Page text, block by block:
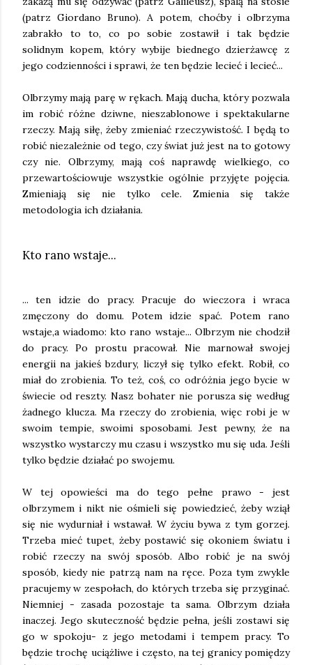
(patrz Giordano Bruno). A potem, choćby i olbrzyma
zabrakło to to, co po sobie zostawił i tak będzie
solidnym kopem, który wybije biednego dzierżawcę z
jego codzienności i sprawi, że ten będzie lecieć i lecieć...
Olbrzymy mają parę w rękach. Mają ducha, który pozwala
im robić różne dziwne, nieszablonowe i spektakularne
rzeczy. Mają siłę, żeby zmieniać rzeczywistość. I będą to
robić niezależnie od tego, czy świat już jest na to gotowy
czy nie. Olbrzymy, mają coś naprawdę wielkiego, co
przewartościowuje wszystkie ogólnie przyjęte pojęcia.
Zmieniają się nie tylko cele. Zmienia się także
metodologia ich działania.
Kto rano wstaje...
... ten idzie do pracy. Pracuje do wieczora i wraca
zmęczony do domu. Potem idzie spać. Potem rano
wstaje,a wiadomo: kto rano wstaje... Olbrzym nie chodził
do pracy. Po prostu pracował. Nie marnował swojej
energii na jakieś bzdury, liczył się tylko efekt. Robił, co
miał do zrobienia. To też, coś, co odróżnia jego bycie w
świecie od reszty. Nasz bohater nie porusza się według
żadnego klucza. Ma rzeczy do zrobienia, więc robi je w
swoim tempie, swoimi sposobami. Jest pewny, że na
wszystko wystarczy mu czasu i wszystko mu się uda. Jeśli
tylko będzie działać po swojemu.
W tej opowieści ma do tego pełne prawo - jest
olbrzymem i nikt nie ośmieli się powiedzieć, żeby wziął
się nie wydurniał i wstawał. W życiu bywa z tym gorzej.
Trzeba mieć tupet, żeby postawić się okoniem światu i
robić rzeczy na swój sposób. Albo robić je na swój
sposób, kiedy nie patrzą nam na ręce. Poza tym zwykle
pracujemy w zespołach, do których trzeba się przyginać.
Niemniej - zasada pozostaje ta sama. Olbrzym działa
inaczej. Jego skuteczność będzie pełna, jeśli zostawi się
go w spokoju- z jego metodami i tempem pracy. To
będzie trochę uciążliwe i często, na tej granicy pomiędzy